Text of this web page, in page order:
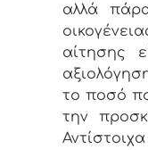
αλλά
αίτησης
το ποσό
την